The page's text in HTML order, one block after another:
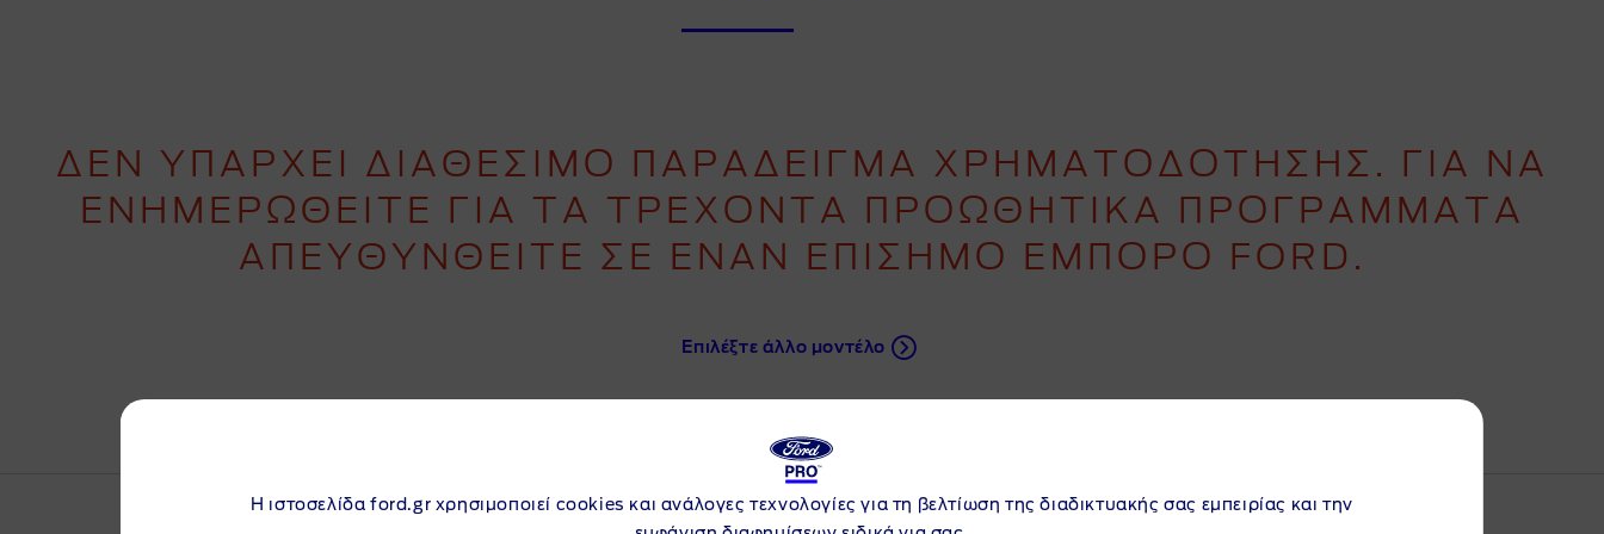
Η ιστοσελίδα ford.gr χρησιμοποιεί cookies και ανάλογες τεχνολογίες για τη βελτίωση της διαδικτυακής σας εμπειρίας και την
ΔΕΝ ΥΠΑΡΧΕΙ ΔΙΑΘΕΣΙΜΟ ΠΑΡΑΔΕΙΓΜΑ ΧΡΗΜΑΤΟΔΟΤΗΣΗΣ. ΓΙΑ ΝΑ
ΕΝΗΜΕΡΩΘΕΙΤΕ ΓΙΑ ΤΑ ΤΡΕΧΟΝΤΑ ΠΡΟΩΘΗΤΙΚΑ ΠΡΟΓΡΑΜΜΑΤΑ
ΑΠΕΥΘΥΝΘΕΙΤΕ ΣΕ ΕΝΑΝ ΕΠΙΣΗΜΟ ΕΜΠΟΡΟ FORD.
Επιλέξτε άλλο μοντέλο
ΣΗΜΑΝΤΙΚΕΣ ΠΛΗΡΟΦΟΡΙΕΣ